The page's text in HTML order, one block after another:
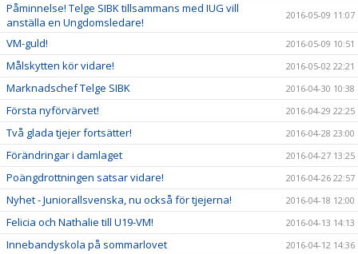
Påminnelse! Telge SIBK tillsammans med IUG vill
anställa en Ungdomsledare!
2016-05-09 11:07
VM-guld! 2016-05-09 10:51
Målskytten kör vidare! 2016-05-02 22:21
Marknadschef Telge SIBK 2016-04-30 10:38
Första nyförvärvet! 2016-04-29 22:25
Två glada tjejer fortsätter! 2016-04-28 23:00
Förändringar i damlaget 2016-04-27 13:25
Poängdrottningen satsar vidare! 2016-04-26 22:57
Nyhet - Juniorallsvenska, nu också för tjejerna! 2016-04-18 12:00
Felicia och Nathalie till U19-VM! 2016-04-13 14:13
Innebandyskola på sommarlovet 2016-04-12 14:36